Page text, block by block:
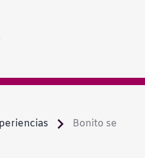
Bonito se